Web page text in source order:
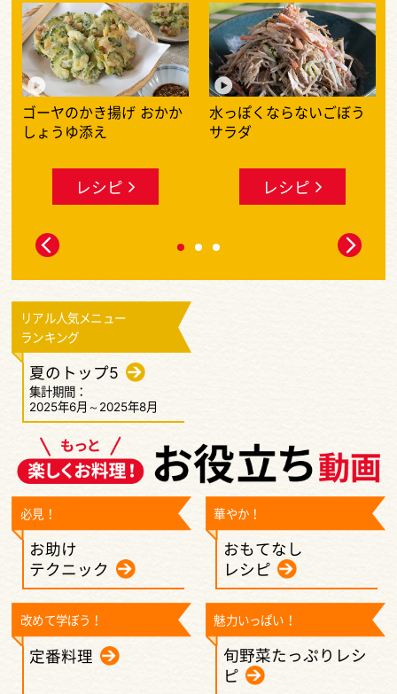
何度も作りたいレシピ動画大特集
ゴーヤのかき揚げ おかか
しょうゆ添え
レシピ
水っぽくならないごぼう
サラダ
レシピ
リアル人気メニュー
ランキング
夏のトップ5
集計期間：
2025年6月～2025年8月
必見！
お助け
テクニック
華やか！
おもてなし
レシピ
改めて学ぼう！
定番料理
魅力いっぱい！
旬野菜たっぷりレシ
ピ